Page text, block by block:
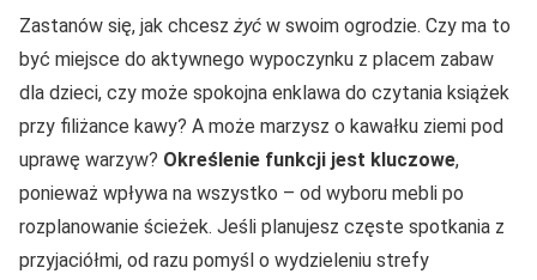
Zastanów się, jak chcesz żyć w swoim ogrodzie. Czy ma to
być miejsce do aktywnego wypoczynku z placem zabaw
dla dzieci, czy może spokojna enklawa do czytania książek
przy filiżance kawy? A może marzysz o kawałku ziemi pod
uprawę warzyw? Określenie funkcji jest kluczowe,
ponieważ wpływa na wszystko – od wyboru mebli po
rozplanowanie ścieżek. Jeśli planujesz częste spotkania z
przyjaciółmi, od razu pomyśl o wydzieleniu strefy